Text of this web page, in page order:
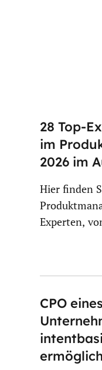
28 Top-
im
2026 im
Hier finden
Experten,
CPO